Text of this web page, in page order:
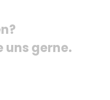
uns gerne.